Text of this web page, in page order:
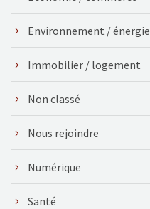
Environnement / énergie
Immobilier / logement
Non classé
Nous rejoindre
Numérique
Santé